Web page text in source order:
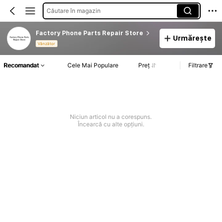
Căutare în magazin
Factory Phone Parts Repair Store
Vânzător
Urmărește
Recomandat Cele Mai Populare Preț Filtrare
Niciun articol nu a corespuns.
Încearcă cu alte opțiuni.